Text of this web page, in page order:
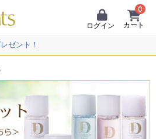
ログイン
0
カート
ゼント！